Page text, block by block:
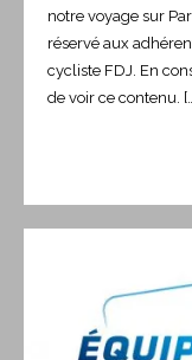
notre voyage sur
réservé aux
cycliste FDJ. En
de voir ce contenu.